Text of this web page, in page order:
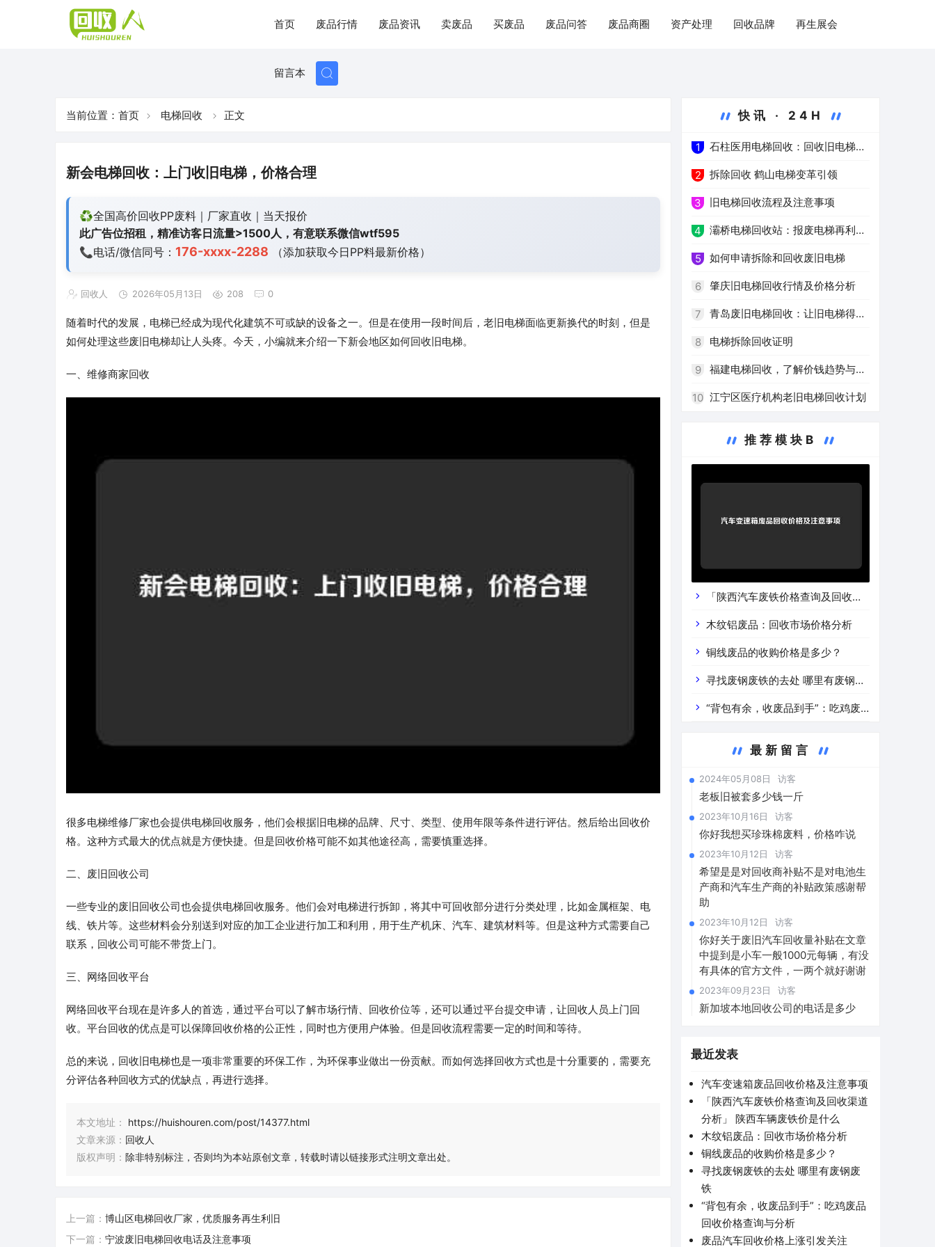
首页 废品行情 废品资讯 卖废品 买废品 废品问答 废品商圈 资产处理 回收品牌 再生展会
留言本
当前位置： 首页 电梯回收 正文
新会电梯回收：上门收旧电梯，价格合理
♻️全国高价回收PP废料｜厂家直收｜当天报价
此广告位招租，精准访客日流量>1500人，有意联系微信wtf595
📞电话/微信同号： 176-xxxx-2288 （添加获取今日PP料最新价格）
回收人 2026年05月13日 208 0
随着时代的发展，电梯已经成为现代化建筑不可或缺的设备之一。但是在使用一段时间后，老旧电梯面临更新换代的时刻，但是
如何处理这些废旧电梯却让人头疼。今天，小编就来介绍一下新会地区如何回收旧电梯。
一、维修商家回收
很多电梯维修厂家也会提供电梯回收服务，他们会根据旧电梯的品牌、尺寸、类型、使用年限等条件进行评估。然后给出回收价
格。这种方式最大的优点就是方便快捷。但是回收价格可能不如其他途径高，需要慎重选择。
二、废旧回收公司
一些专业的废旧回收公司也会提供电梯回收服务。他们会对电梯进行拆卸，将其中可回收部分进行分类处理，比如金属框架、电
线、铁片等。这些材料会分别送到对应的加工企业进行加工和利用，用于生产机床、汽车、建筑材料等。但是这种方式需要自己
联系，回收公司可能不带货上门。
三、网络回收平台
网络回收平台现在是许多人的首选，通过平台可以了解市场行情、回收价位等，还可以通过平台提交申请，让回收人员上门回
收。平台回收的优点是可以保障回收价格的公正性，同时也方便用户体验。但是回收流程需要一定的时间和等待。
总的来说，回收旧电梯也是一项非常重要的环保工作，为环保事业做出一份贡献。而如何选择回收方式也是十分重要的，需要充
分评估各种回收方式的优缺点，再进行选择。
本文地址：
https://huishouren.com/post/14377.html
文章来源： 回收人
版权声明： 除非特别标注，否则均为本站原创文章，转载时请以链接形式注明文章出处。
上一篇： 博山区电梯回收厂家，优质服务再生利旧
下一篇： 宁波废旧电梯回收电话及注意事项
快讯 · 24H
1 石柱医用电梯回收：回收旧电梯，
推进绿色医疗
2 拆除回收 鹤山电梯变革引领
3 旧电梯回收流程及注意事项
4 灞桥电梯回收站：报废电梯再利用
的环保之路
5 如何申请拆除和回收废旧电梯
6 肇庆旧电梯回收行情及价格分析
7 青岛废旧电梯回收：让旧电梯得到
高效再利用
8 电梯拆除回收证明
9 福建电梯回收，了解价钱趋势与注
意事项
10 江宁区医疗机构老旧电梯回收计划
推荐模块B
「陕西汽车废铁价格查询及回收渠
道分析」 陕西车辆废铁价是什么
木纹铝废品：回收市场价格分析
铜线废品的收购价格是多少？
寻找废钢废铁的去处 哪里有废钢废
铁 “背包有余，收废品到手”：吃鸡废
最新留言
2024年05月08日 访客
老板旧被套多少钱一斤
2023年10月16日 访客
你好我想买珍珠棉废料，价格咋说
2023年10月12日 访客
希望是是对回收商补贴不是对电池生
产商和汽车生产商的补贴政策感谢帮
助
2023年10月12日 访客
你好关于废旧汽车回收量补贴在文章
中提到是小车一般1000元每辆，有没
有具体的官方文件，一两个就好谢谢
2023年09月23日 访客
新加坡本地回收公司的电话是多少
最近发表
汽车变速箱废品回收价格及注意事项
「陕西汽车废铁价格查询及回收渠道
分析」 陕西车辆废铁价是什么
木纹铝废品：回收市场价格分析
铜线废品的收购价格是多少？
寻找废钢废铁的去处 哪里有废钢废
铁
“背包有余，收废品到手”：吃鸡废品
回收价格查询与分析
废品汽车回收价格上涨引发关注